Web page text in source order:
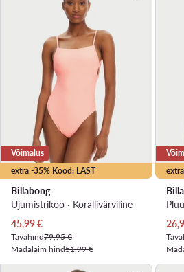
extra -35% Kood: LAST
Võimalus
Billabong
Ujumistrikoo · Korallivärviline
Praegune hind
45,99€
Tavahind79,95 €
Madalaim hind51,99 €